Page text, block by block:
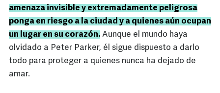
amenaza invisible y extremadamente peligrosa
ponga en riesgo a la ciudad y a quienes aún ocupan
un lugar en su corazón. Aunque el mundo haya
olvidado a Peter Parker, él sigue dispuesto a darlo
todo para proteger a quienes nunca ha dejado de
amar.